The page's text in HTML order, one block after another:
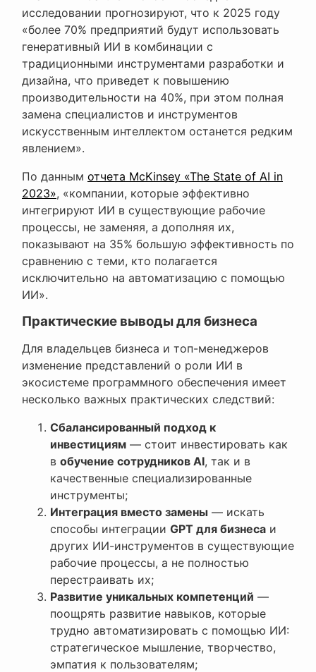
исследовании прогнозируют, что к 2025 году
«более 70% предприятий будут использовать
генеративный ИИ в комбинации с
традиционными инструментами разработки и
дизайна, что приведет к повышению
производительности на 40%, при этом полная
замена специалистов и инструментов
искусственным интеллектом останется редким
явлением».
По данным отчета McKinsey «The State of AI in
2023», «компании, которые эффективно
интегрируют ИИ в существующие рабочие
процессы, не заменяя, а дополняя их,
показывают на 35% большую эффективность по
сравнению с теми, кто полагается
исключительно на автоматизацию с помощью
ИИ».
Практические выводы для бизнеса
Для владельцев бизнеса и топ-менеджеров
изменение представлений о роли ИИ в
экосистеме программного обеспечения имеет
несколько важных практических следствий:
Сбалансированный подход к
инвестициям — стоит инвестировать как
в обучение сотрудников AI, так и в
качественные специализированные
инструменты;
Интеграция вместо замены — искать
способы интеграции GPT для бизнеса и
других ИИ-инструментов в существующие
рабочие процессы, а не полностью
перестраивать их;
Развитие уникальных компетенций —
поощрять развитие навыков, которые
трудно автоматизировать с помощью ИИ:
стратегическое мышление, творчество,
эмпатия к пользователям;